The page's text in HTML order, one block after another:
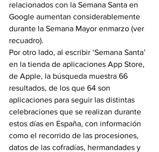
relacionados con la Semana Santa en
Google aumentan considerablemente
durante la Semana Mayor enmarzo (ver
recuadro).
Por otro lado, al escribir ‘Semana Santa’
en la tienda de aplicaciones App Store,
de Apple, la búsqueda muestra 66
resultados, de los que 64 son
aplicaciones para seguir las distintas
celebraciones que se realizan durante
estos días en España, con información
como el recorrido de las procesiones,
datos de las cofradías, hermandades y